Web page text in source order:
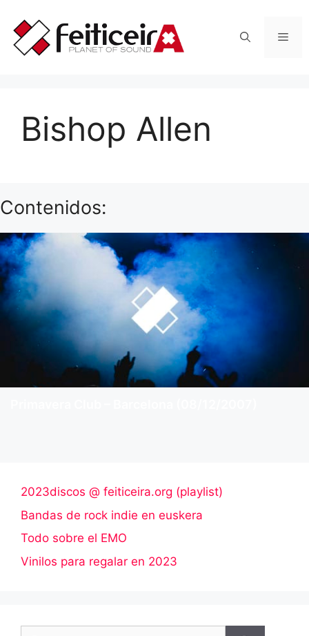
contenido
Bishop Allen
Contenidos:
2023discos @ feiticeira.org (playlist)
Bandas de rock indie en euskera
Todo sobre el EMO
Vinilos para regalar en 2023